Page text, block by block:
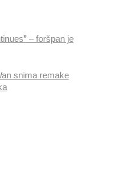
– foršpan je
snima remake